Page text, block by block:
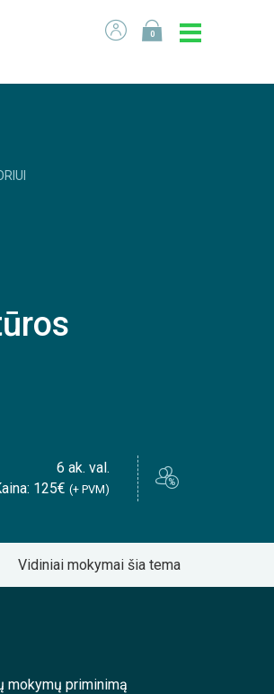
0
6 ak. val.
125€ (+ PVM)
Vidiniai mokymai šia tema
mokymų priminimą